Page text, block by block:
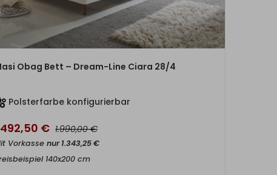
ZUM PRODUKT
Obag Bett – Dream-Line Ciara 28/4
Polsterfarbe konfigurierbar
€ 1.990,00€
Vorkasse nur1.343,25€
140x200 cm